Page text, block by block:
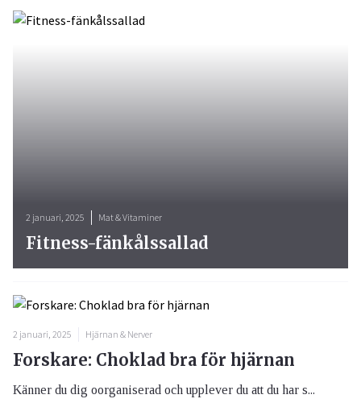
2 januari, 2025 Hjärnan & Nerver
Forskare: Choklad bra för hjärnan
Känner du dig oorganiserad och upplever du att du har s...
2 januari, 2025 Mat & Vitaminer
Fitness-fänkålssallad